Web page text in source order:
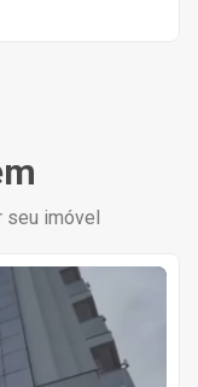
seu imóvel